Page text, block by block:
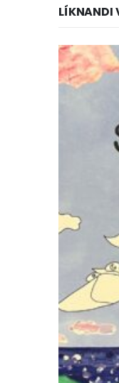
LÍKNANDI